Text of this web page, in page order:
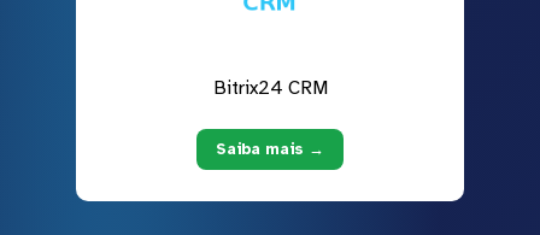
Bitrix24 CRM
Saiba mais →